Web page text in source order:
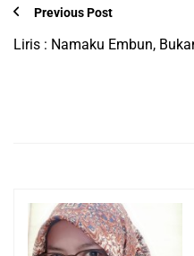
Previous Post
Liris : Namaku Embun,